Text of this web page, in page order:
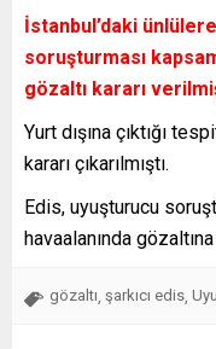
İstanbul’daki
soruşturması
gözaltı kararı
Yurt dışına çıktığı
kararı çıkarılmıştı.
Edis, uyuşturucu
havaalanında gözaltına
gözaltı şarkıcı edis